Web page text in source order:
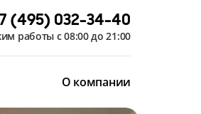
(495) 032-34-40
работы с 08:00 до 21:00
О компании